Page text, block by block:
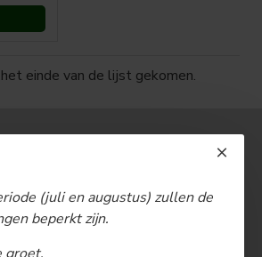
(juli en augustus) zullen de
beperkt zijn.
groet,
einde van de lijst gekomen.